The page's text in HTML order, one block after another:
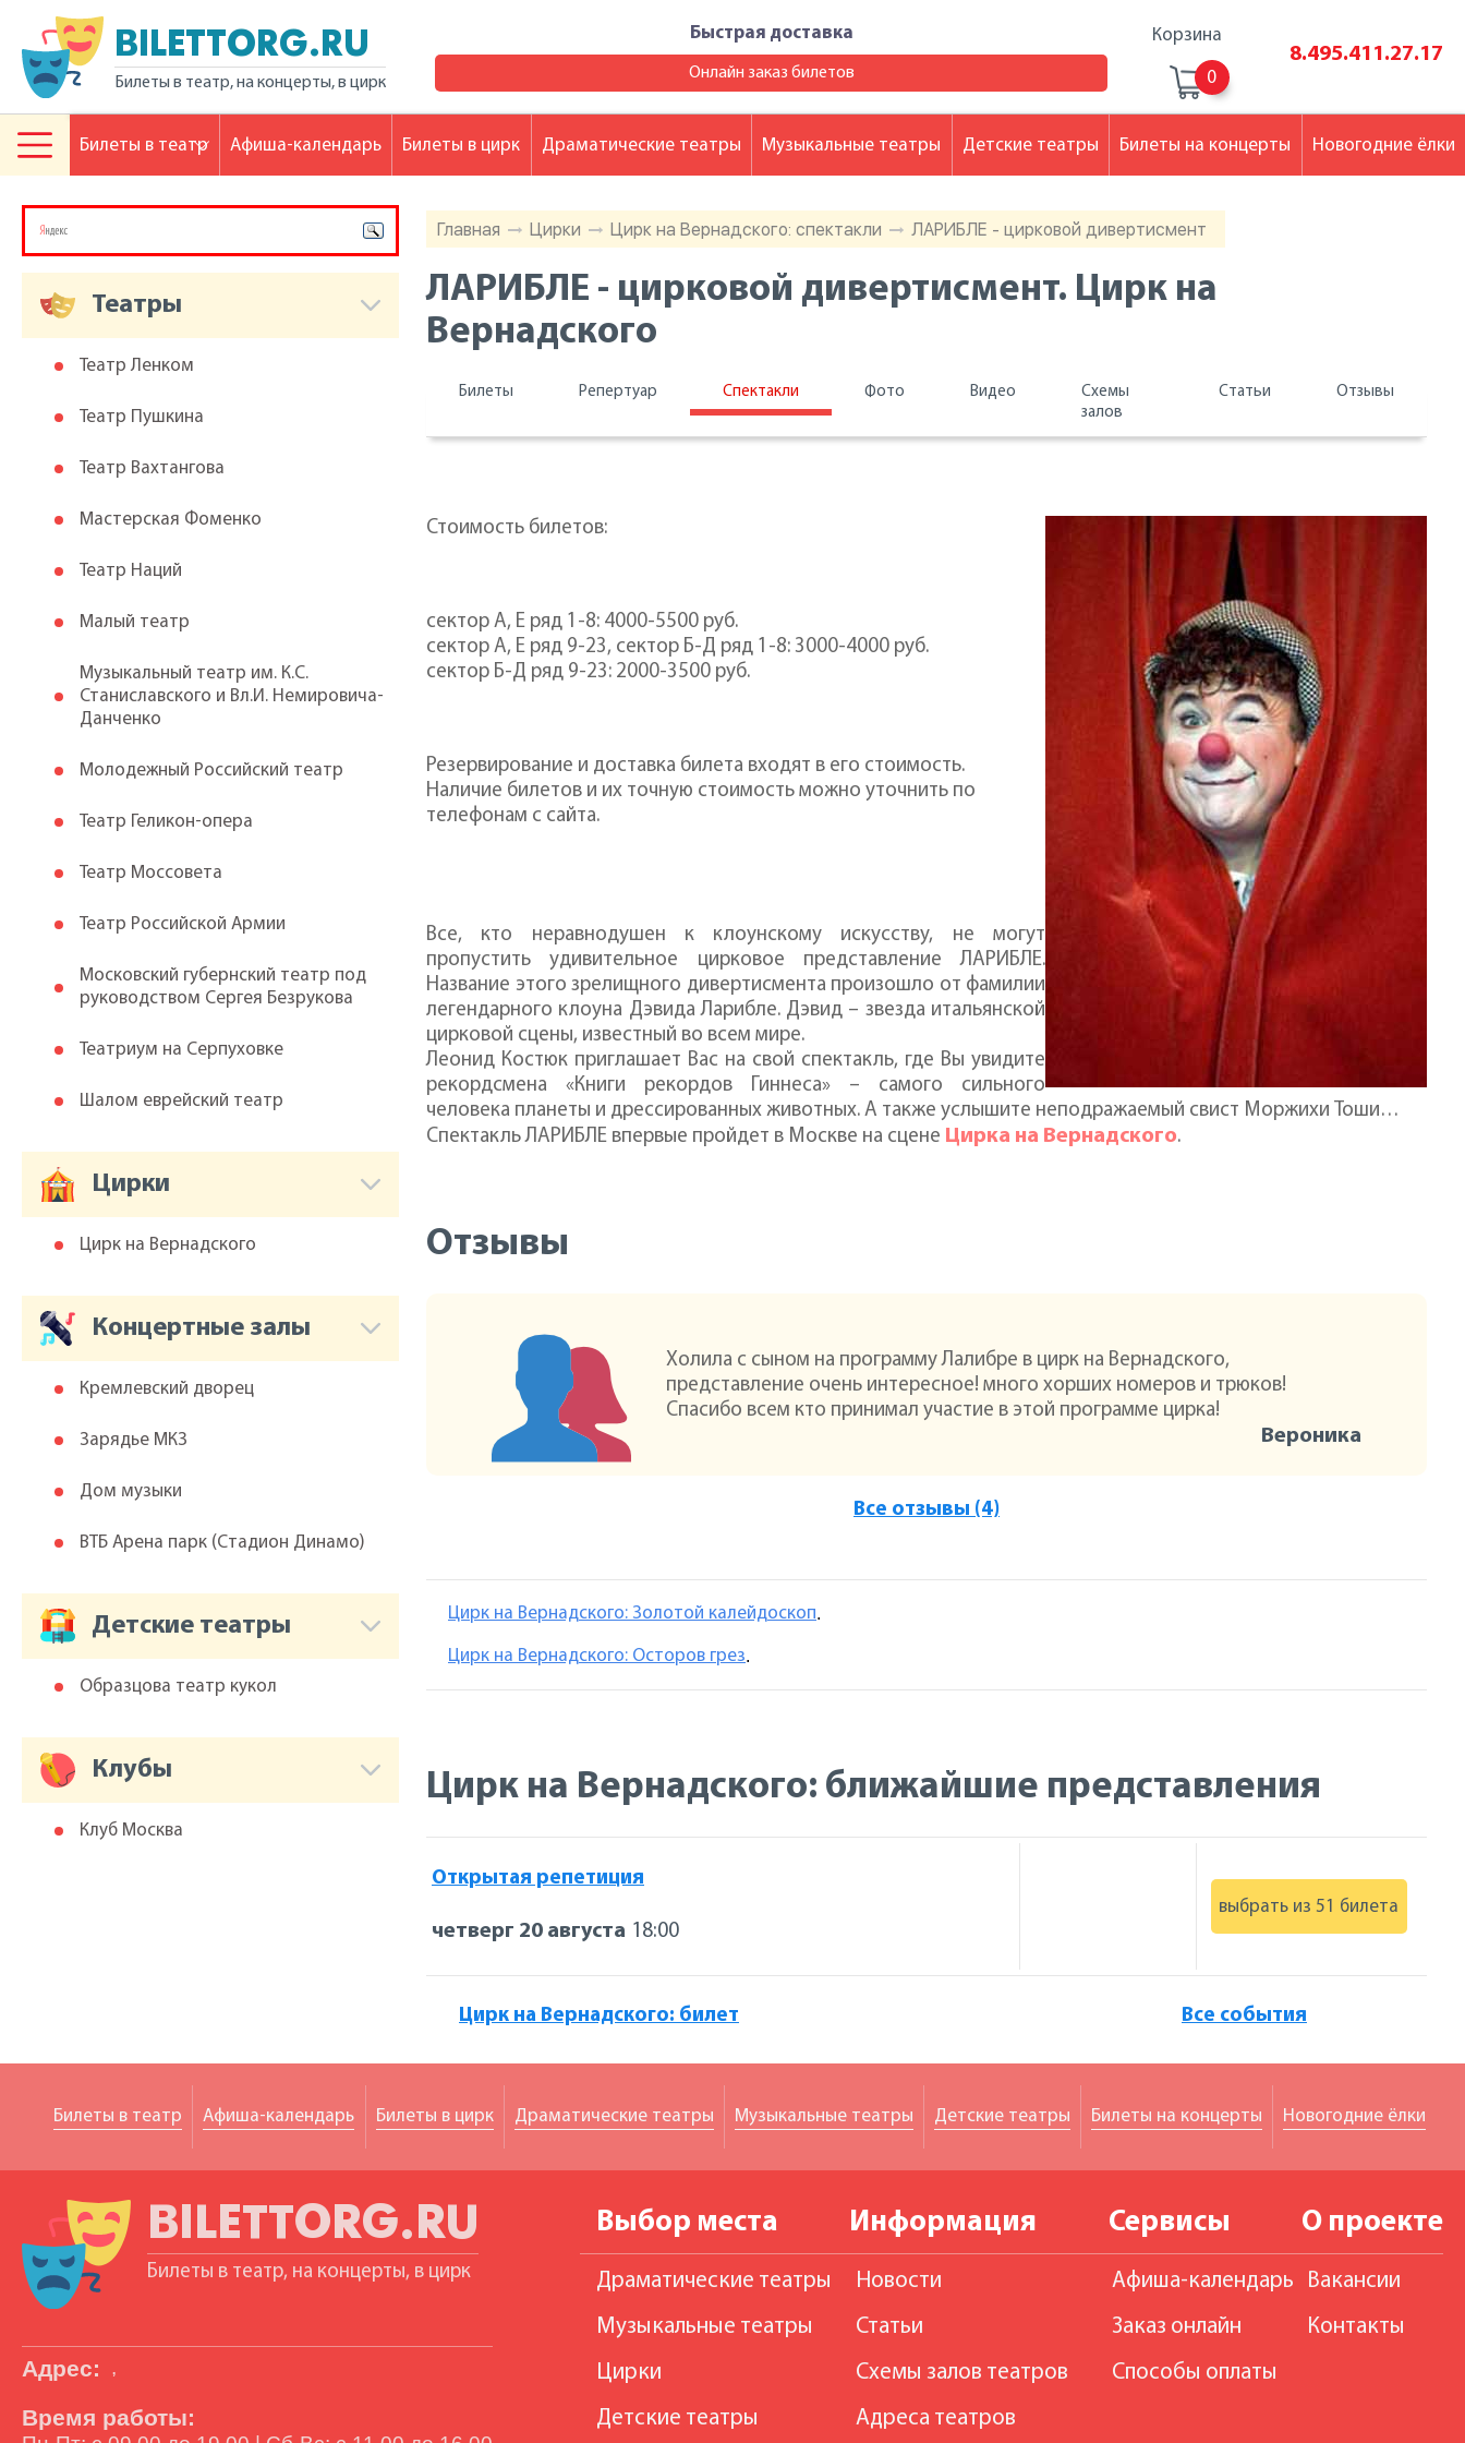
BILETTORG.RU
Билеты в театр, на концерты, в цирк
Быстрая доставка
Онлайн заказ билетов
Корзина
0
8.495.411.27.17
Главная Цирки Цирк на Вернадского: спектакли ЛАРИБЛЕ - цирковой дивертисмент
ЛАРИБЛЕ - цирковой дивертисмент. Цирк на
Вернадского
Билеты Репертуар Спектакли Фото Видео
Схемы
залов
Статьи Отзывы
Стоимость билетов:
сектор А, Е ряд 1-8: 4000-5500 руб.
сектор А, Е ряд 9-23, сектор Б-Д ряд 1-8: 3000-4000 руб.
сектор Б-Д ряд 9-23: 2000-3500 руб.
Резервирование и доставка билета входят в его стоимость.
Наличие билетов и их точную стоимость можно уточнить по
телефонам с сайта.
Все, кто неравнодушен к клоунскому искусству, не могут
пропустить удивительное цирковое представление ЛАРИБЛЕ.
Название этого зрелищного дивертисмента произошло от фамилии
легендарного клоуна Дэвида Ларибле. Дэвид – звезда итальянской
цирковой сцены, известный во всем мире.
Леонид Костюк приглашает Вас на свой спектакль, где Вы увидите
рекордсмена «Книги рекордов Гиннеса» – самого сильного
человека планеты и дрессированных животных. А также услышите неподражаемый свист Моржихи Тоши…
Спектакль ЛАРИБЛЕ впервые пройдет в Москве на сцене Цирка на Вернадского.
Отзывы
Холила с сыном на программу Лалибре в цирк на Вернадского,
представление очень интересное! много хорших номеров и трюков!
Спасибо всем кто принимал участие в этой программе цирка!
Вероника
Все отзывы (4)
Цирк на Вернадского: Золотой калейдоскоп.
Цирк на Вернадского: Осторов грез.
Цирк на Вернадского: ближайшие представления
Открытая репетиция
четверг 20 августа 18:00
выбрать из 51 билетa
Цирк на Вернадского: билет Все события
Театры
Театр Ленком
Театр Пушкина
Театр Вахтангова
Мастерская Фоменко
Театр Наций
Малый театр
Музыкальный театр им. К.С.
Станиславского и Вл.И. Немировича-
Данченко
Молодежный Российский театр
Театр Геликон-опера
Театр Моссовета
Театр Российской Армии
Московский губернский театр под
руководством Сергея Безрукова
Театриум на Серпуховке
Шалом еврейский театр
Цирки
Цирк на Вернадского
Концертные залы
Кремлевский дворец
Зарядье МКЗ
Дом музыки
ВТБ Арена парк (Cтадион Динамо)
Детские театры
Образцова театр кукол
Клубы
Клуб Москва
Билеты в театр Афиша-календарь Билеты в цирк Драматические театры Музыкальные театры Детские театры Билеты на концерты Новогодние ёлки
Билеты в театр Афиша-календарь Билеты в цирк Драматические театры Музыкальные театры Детские театры Билеты на концерты Новогодние ёлки
BILETTORG.RU
Билеты в театр, на концерты, в цирк
Адрес: ,
Время работы:
Выбор места Информация Сервисы О проекте
Драматические театры
Музыкальные театры
Цирки
Детские театры
Новости
Статьи
Схемы залов театров
Адреса театров
Афиша-календарь
Заказ онлайн
Способы оплаты
Вакансии
Контакты